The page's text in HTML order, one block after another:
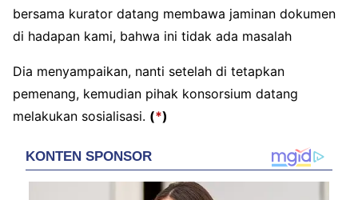
bersama kurator datang membawa jaminan dokumen
di hadapan kami, bahwa ini tidak ada masalah
Dia menyampaikan, nanti setelah di tetapkan
pemenang, kemudian pihak konsorsium datang
melakukan sosialisasi. (*)